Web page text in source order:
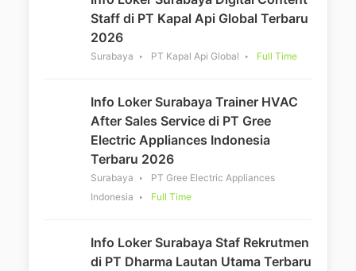
Staff di PT Kapal Api Global Terbaru
2026
Surabaya PT Kapal Api Global Full Time
Info Loker Surabaya Trainer HVAC
After Sales Service di PT Gree
Electric Appliances Indonesia
Terbaru 2026
Surabaya
PT Gree Electric Appliances
Indonesia
Full Time
Info Loker Surabaya Staf Rekrutmen
di PT Dharma Lautan Utama Terbaru